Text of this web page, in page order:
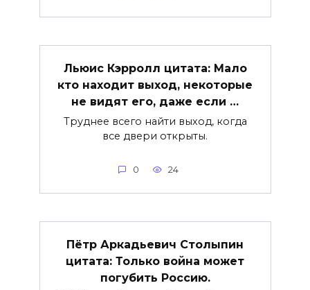
Льюис Кэрролл цитата: Мало
кто находит выход, некоторые
не видят его, даже если …
Труднее всего найти выход, когда
все двери открыты.
0 24
Пётр Аркадьевич Столыпин
цитата: Только война может
погубить Россию.